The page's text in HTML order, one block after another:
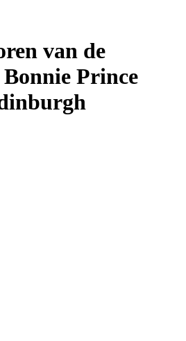
van de
Bonnie Prince